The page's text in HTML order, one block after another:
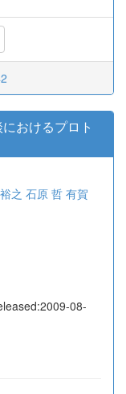
おけるプロト
之 石原 哲 有賀
08-